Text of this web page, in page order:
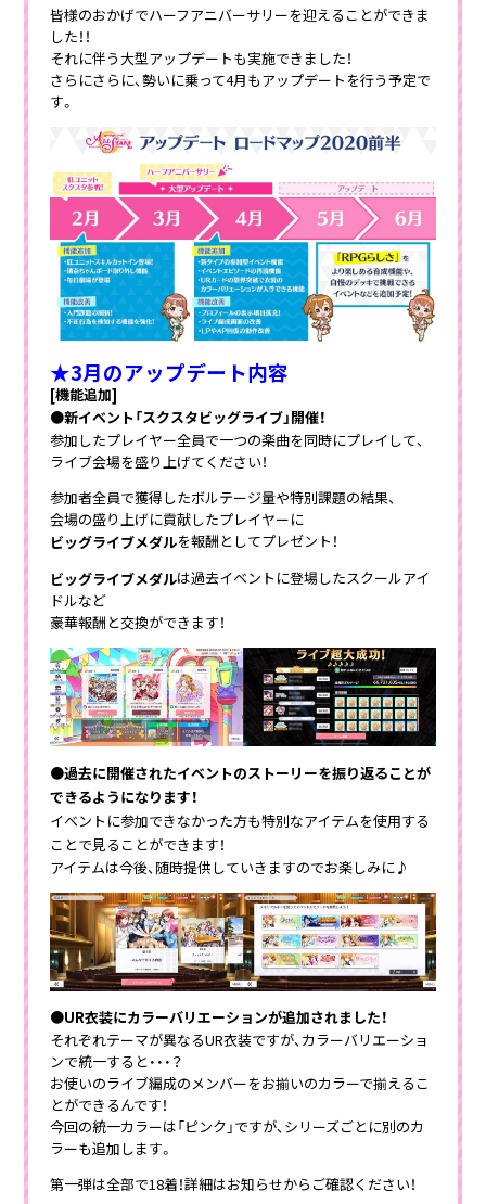
皆様のおかげでハーフアニバーサリーを迎えることができま
した！！
それに伴う大型アップデートも実施できました！
さらにさらに、勢いに乗って4月もアップデートを行う予定で
す。
★3月のアップデート内容
[機能追加]
●新イベント「スクスタビッグライブ」開催！
参加したプレイヤー全員で一つの楽曲を同時にプレイして、
ライブ会場を盛り上げてください！
参加者全員で獲得したボルテージ量や特別課題の結果、
会場の盛り上げに貢献したプレイヤーに
ビッグライブメダルを報酬としてプレゼント！
ビッグライブメダルは過去イベントに登場したスクールアイ
ドルなど
豪華報酬と交換ができます！
●過去に開催されたイベントのストーリーを振り返ることが
できるようになります！
イベントに参加できなかった方も特別なアイテムを使用する
ことで見ることができます！
アイテムは今後、随時提供していきますのでお楽しみに♪
●UR衣装にカラーバリエーションが追加されました！
それぞれテーマが異なるUR衣装ですが、カラーバリエーショ
ンで統一すると・・・？
お使いのライブ編成のメンバーをお揃いのカラーで揃えるこ
とができるんです！
今回の統一カラーは「ピンク」ですが、シリーズごとに別のカ
ラーも追加します。
第一弾は全部で18着！詳細はお知らせからご確認ください！